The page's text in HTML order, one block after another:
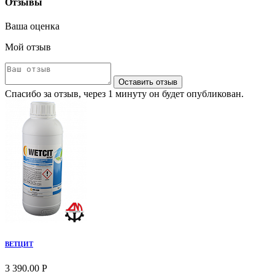
Ваша оценка
Мой отзыв
Оставить отзыв
Спасибо за отзыв, через 1 минуту он будет опубликован.
ВЕТЦИТ
3 390.00 Р